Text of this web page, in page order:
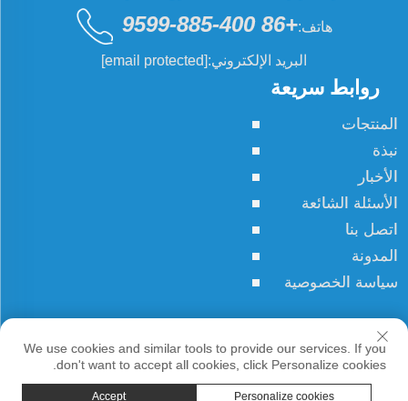
روابط سريعة
المنتجات
نبذة
الأخبار
الأسئلة الشائعة
اتصل بنا
المدونة
سياسة الخصوصية
هاتف:+86 400-885-9599
البريد الإلكتروني:[email protected]
We use cookies and similar tools to provide our services. If you
don't want to accept all cookies, click Personalize cookies.
Personalize cookies
Accept